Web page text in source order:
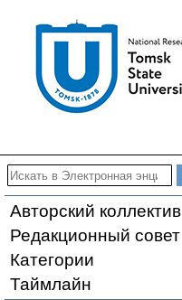
Авторский коллектив
Редакционный совет
Категории
Таймлайн